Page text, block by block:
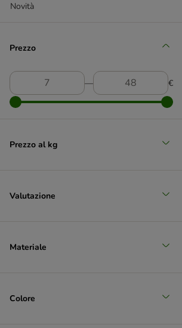
Novità
Prezzo
― €
Prezzo al kg
Valutazione
Materiale
Colore